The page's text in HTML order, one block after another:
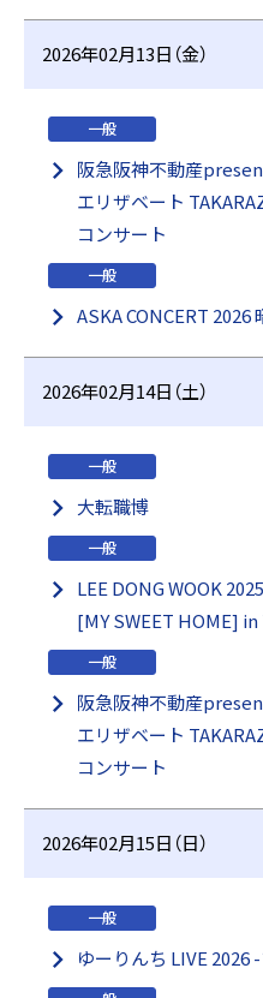
2026年02月13日（金）
一般
阪急阪神不動産
エリザベート
コンサート
一般
ASKA CONCERT
2026年02月14日（土）
一般
大転職博
一般
LEE DONG WOOK
[MY SWEET HOME] in
一般
阪急阪神不動産
エリザベート
コンサート
2026年02月15日（日）
一般
ゆーりんち LIVE 2026